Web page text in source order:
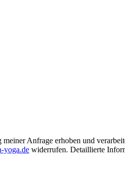
Anfrage erhoben und
yoga.de widerrufen. Detaillierte